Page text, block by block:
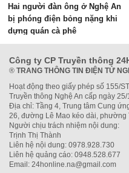
Hai người đàn ông ở Nghệ An
bị phóng điện bỏng nặng khi
dựng quán cà phê
Công ty CP Truyền thông
® TRANG THÔNG TIN ĐIỆN TỬ
Hoạt động theo giấy phép số 155/
Truyền thông Nghệ An cấp ngày
Địa chỉ: Tầng 4, Trung tâm Cung
26, đường Lê Mao kéo dài, phường
Người chịu trách nhiệm nội dung:
Trịnh Thị Thành
Liên hệ nội dung: 0978.928.730
Liên hệ quảng cáo: 0948.528.677
Email: 24honline.na@gmail.com